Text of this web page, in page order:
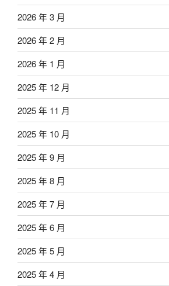
2026 年 3 月
2026 年 2 月
2026 年 1 月
2025 年 12 月
2025 年 11 月
2025 年 10 月
2025 年 9 月
2025 年 8 月
2025 年 7 月
2025 年 6 月
2025 年 5 月
2025 年 4 月